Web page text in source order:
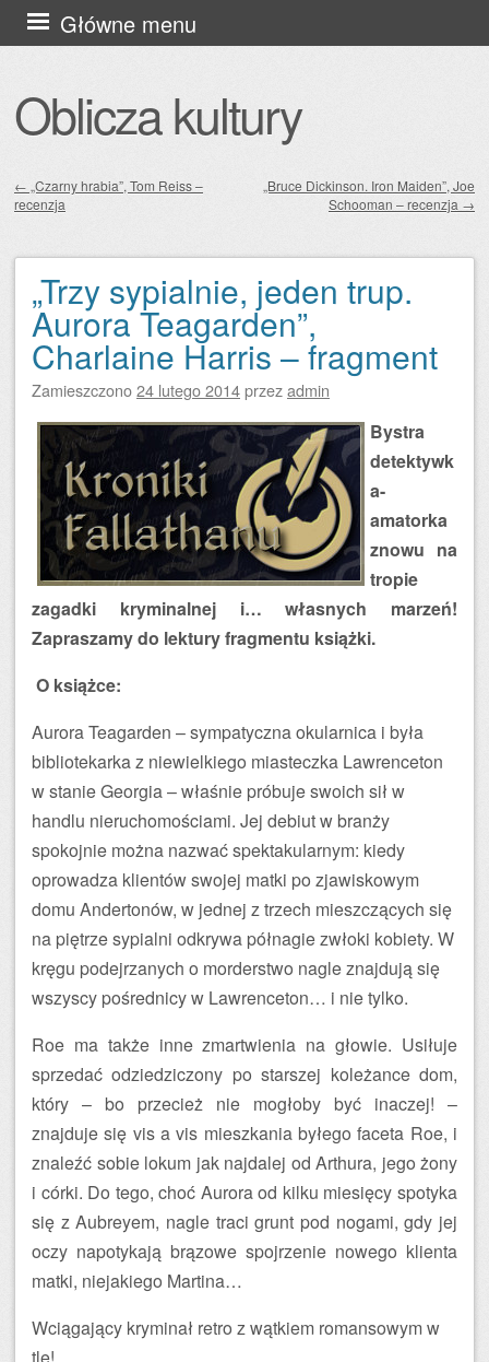
Oblicza kultury
Główne menu
Przejdź
do
Zobacz wpisy
← „Czarny hrabia”, Tom Reiss –
recenzja
„Bruce Dickinson. Iron Maiden”, Joe
Schooman – recenzja →
„Trzy sypialnie, jeden trup.
Aurora Teagarden”,
Charlaine Harris – fragment
Zamieszczono24 lutego 2014przezadmin
Bystra
detektywk
a-
amatorka
znowu na
tropie
zagadki kryminalnej i… własnych marzeń!
Zapraszamy do lektury fragmentu książki.
O książce:
Aurora Teagarden – sympatyczna okularnica i była
bibliotekarka z niewielkiego miasteczka Lawrenceton
w stanie Georgia – właśnie próbuje swoich sił w
handlu nieruchomościami. Jej debiut w branży
spokojnie można nazwać spektakularnym: kiedy
oprowadza klientów swojej matki po zjawiskowym
domu Andertonów, w jednej z trzech mieszczących się
na piętrze sypialni odkrywa półnagie zwłoki kobiety. W
kręgu podejrzanych o morderstwo nagle znajdują się
wszyscy pośrednicy w Lawrenceton… i nie tylko.
Roe ma także inne zmartwienia na głowie. Usiłuje
sprzedać odziedziczony po starszej koleżance dom,
który – bo przecież nie mogłoby być inaczej! –
znajduje się vis a vis mieszkania byłego faceta Roe, i
znaleźć sobie lokum jak najdalej od Arthura, jego żony
i córki. Do tego, choć Aurora od kilku miesięcy spotyka
się z Aubreyem, nagle traci grunt pod nogami, gdy jej
oczy napotykają brązowe spojrzenie nowego klienta
matki, niejakiego Martina…
Wciągający kryminał retro z wątkiem romansowym w